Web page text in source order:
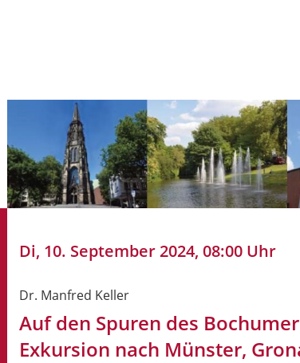
Di, 10. September 2024, 08:00 Uhr
Dr. Manfred Keller
Auf den Spuren des
Exkursion nach Münster,